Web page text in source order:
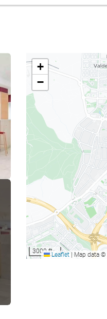
+
−
3000 ftLeaflet | Map data ©